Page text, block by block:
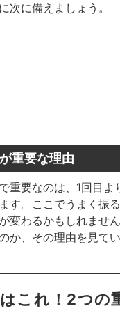
次に備えましょう。
重要な理由
重要なのは、1回目よ
す。ここでうまく振
変わるかもしれませ
か、その理由を見てい
これ！2つの